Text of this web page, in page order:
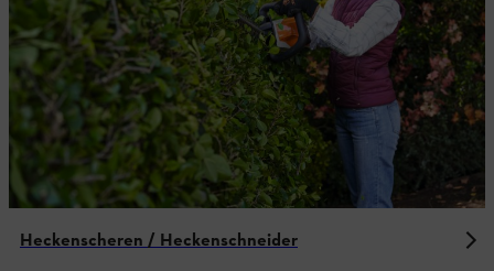
Heckenscheren / Heckenschneider